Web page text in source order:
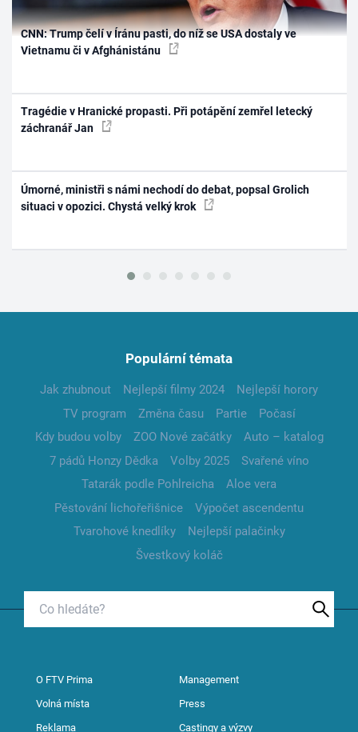
CNN: Trump čelí v Íránu pasti, do níž se USA dostaly ve
Vietnamu či v Afghánistánu
Tragédie v Hranické propasti. Při potápění zemřel letecký
záchranář Jan
Úmorné, ministři s námi nechodí do debat, popsal Grolich
situaci v opozici. Chystá velký krok
Populární témata
Jak zhubnout Nejlepší filmy 2024
Nejlepší horory
TV program
Změna času Partie
Počasí
Kdy budou volby
ZOO Nové začátky
Auto – katalog
7 pádů Honzy Dědka
Volby 2025
Svařené víno
Tatarák podle Pohlreicha
Aloe vera
Pěstování lichořeřišnice
Výpočet ascendentu
Tvarohové knedlíky
Nejlepší palačinky
Švestkový koláč
O FTV Prima Management
Volná místa Press
Reklama Castingy a výzvy